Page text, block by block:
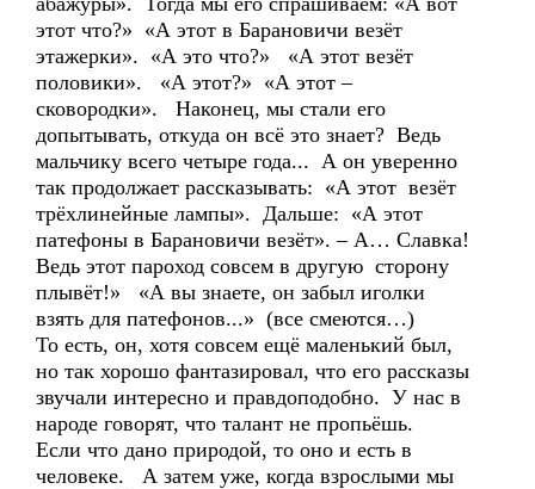
этот что?» «А этот в Барановичи везёт
этажерки». «А это что?» «А этот везёт
половики». «А этот?» «А этот –
сковородки». Наконец, мы стали его
допытывать, откуда он всё это знает? Ведь
мальчику всего четыре года... А он уверенно
так продолжает рассказывать: «А этот везёт
трёхлинейные лампы». Дальше: «А этот
патефоны в Барановичи везёт». – А… Славка!
Ведь этот пароход совсем в другую сторону
плывёт!» «А вы знаете, он забыл иголки
взять для патефонов...» (все смеются…)
То есть, он, хотя совсем ещё маленький был,
но так хорошо фантазировал, что его рассказы
звучали интересно и правдоподобно. У нас в
народе говорят, что талант не пропьёшь.
Если что дано природой, то оно и есть в
человеке. А затем уже, когда взрослыми мы